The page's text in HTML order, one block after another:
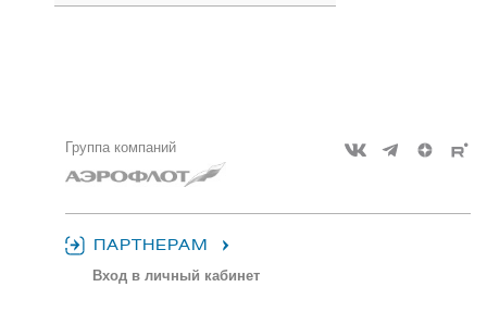
Группа компаний
ПАРТНЕРАМ
Вход в личный кабинет